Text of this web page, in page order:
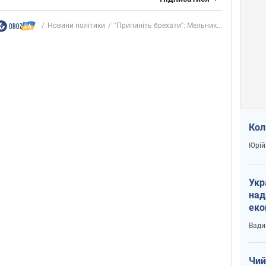
Новини політики "Припиніть брехати": Мельник...